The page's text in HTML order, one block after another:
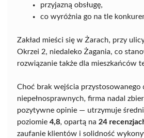
przyjazną obsługę,
co wyróżnia go na tle
Zakład mieści się w Żarach, przy
Okrzei 2, niedaleko Żagania, co
rozwiązanie także dla mieszkańców
Choć brak wejścia przystosowanego
niepełnosprawnych, firma nadal
pozytywne opinie — utrzymuje
poziomie 4,8, opartą na 24
zaufanie klientów i solidność